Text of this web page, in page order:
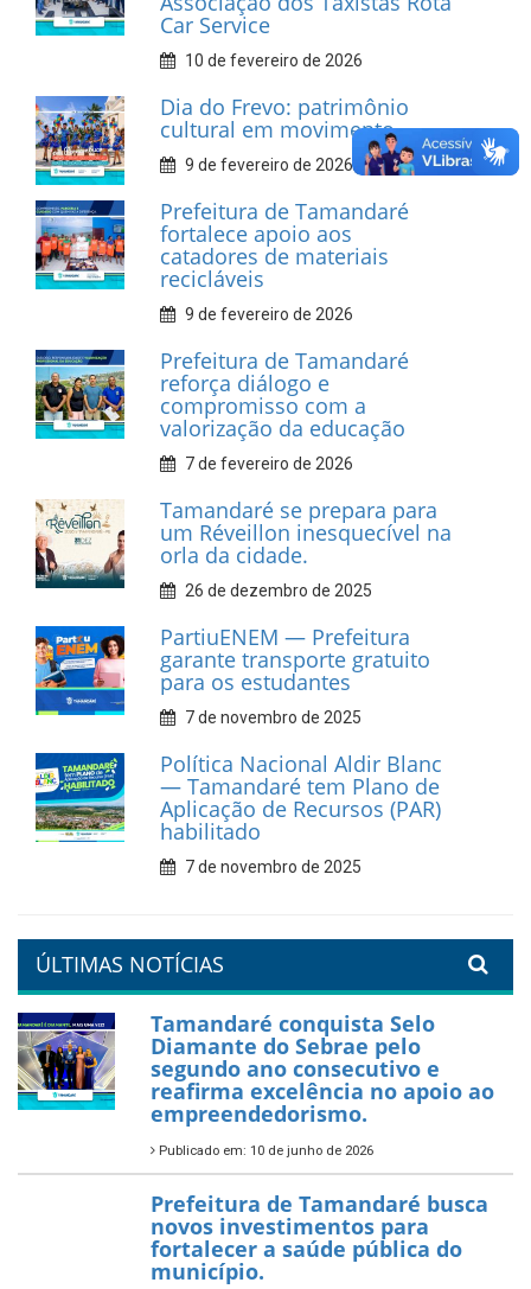
INFORMATIVOS
Prefeitura de Tamandaré
realiza entrega de placas à
Associação dos Taxistas Rota
Car Service
10 de fevereiro de 2026
Dia do Frevo: patrimônio
cultural em movimento
9 de fevereiro de 2026
Prefeitura de Tamandaré
fortalece apoio aos
catadores de materiais
recicláveis
9 de fevereiro de 2026
Prefeitura de Tamandaré
reforça diálogo e
compromisso com a
valorização da educação
7 de fevereiro de 2026
orla da cidade.
PartiuENEM — Prefeitura
garante transporte gratuito
para os estudantes
7 de novembro de 2025
Política Nacional Aldir Blanc
— Tamandaré tem Plano de
Aplicação de Recursos (PAR)
habilitado
7 de novembro de 2025